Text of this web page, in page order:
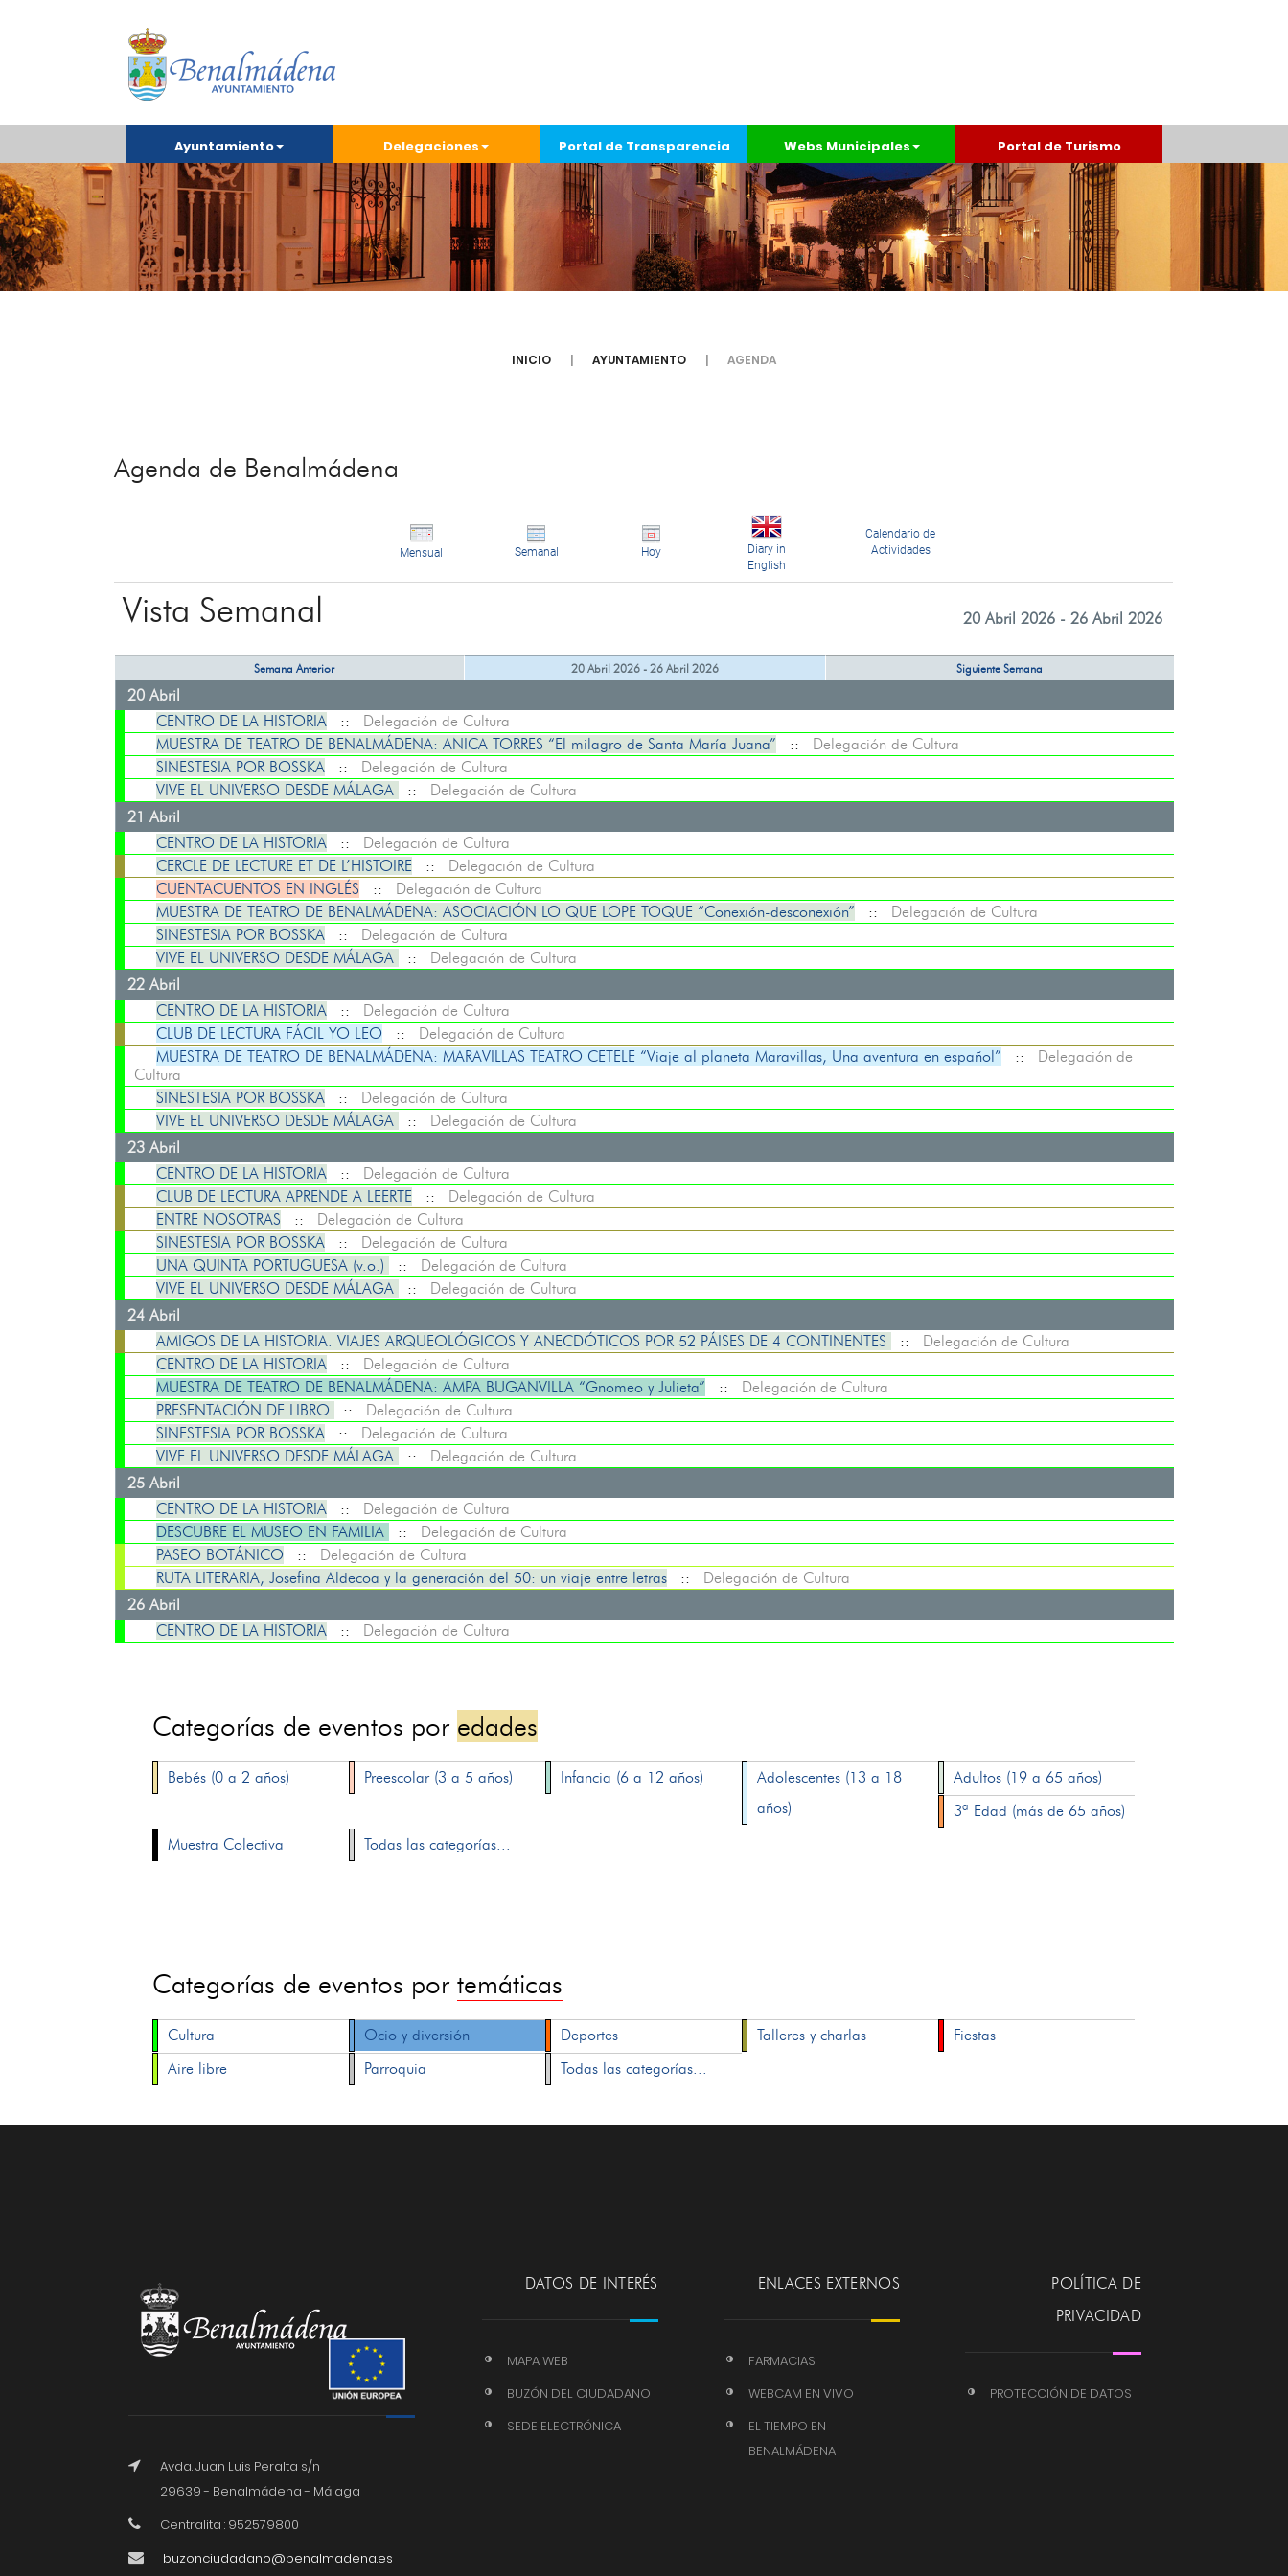
Ayuntamiento Delegaciones Portal de Transparencia Webs Municipales Portal de Turismo
INICIO AYUNTAMIENTO AGENDA
Agenda de Benalmádena
Mensual Semanal Hoy
Diary in
English
Calendario de
Actividades
Vista Semanal 20 Abril 2026 - 26 Abril 2026
Semana Anterior 20 Abril 2026 - 26 Abril 2026 Siguiente Semana
20 Abril
CENTRO DE LA HISTORIA:: Delegación de Cultura
MUESTRA DE TEATRO DE BENALMÁDENA: ANICA TORRES “El milagro de Santa María Juana” :: Delegación de Cultura
SINESTESIA POR BOSSKA:: Delegación de Cultura
VIVE EL UNIVERSO DESDE MÁLAGA
:: Delegación de Cultura
21 Abril
CENTRO DE LA HISTORIA:: Delegación de Cultura
CERCLE DE LECTURE ET DE L’HISTOIRE :: Delegación de Cultura
CUENTACUENTOS EN INGLÉS :: Delegación de Cultura
MUESTRA DE TEATRO DE BENALMÁDENA: ASOCIACIÓN LO QUE LOPE TOQUE “Conexión-desconexión” :: Delegación de Cultura
SINESTESIA POR BOSSKA:: Delegación de Cultura
VIVE EL UNIVERSO DESDE MÁLAGA
:: Delegación de Cultura
22 Abril
CENTRO DE LA HISTORIA:: Delegación de Cultura
CLUB DE LECTURA FÁCIL YO LEO :: Delegación de Cultura
MUESTRA DE TEATRO DE BENALMÁDENA: MARAVILLAS TEATRO CETELE “Viaje al planeta Maravillas, Una aventura en español” :: Delegación de
Cultura
SINESTESIA POR BOSSKA:: Delegación de Cultura
VIVE EL UNIVERSO DESDE MÁLAGA
:: Delegación de Cultura
23 Abril
CENTRO DE LA HISTORIA:: Delegación de Cultura
CLUB DE LECTURA APRENDE A LEERTE :: Delegación de Cultura
ENTRE NOSOTRAS :: Delegación de Cultura
SINESTESIA POR BOSSKA:: Delegación de Cultura
UNA QUINTA PORTUGUESA (v.o.)
:: Delegación de Cultura
VIVE EL UNIVERSO DESDE MÁLAGA
:: Delegación de Cultura
24 Abril
AMIGOS DE LA HISTORIA. VIAJES ARQUEOLÓGICOS Y ANECDÓTICOS POR 52 PÁISES DE 4 CONTINENTES
:: Delegación de Cultura
CENTRO DE LA HISTORIA:: Delegación de Cultura
MUESTRA DE TEATRO DE BENALMÁDENA: AMPA BUGANVILLA “Gnomeo y Julieta” :: Delegación de Cultura
PRESENTACIÓN DE LIBRO
:: Delegación de Cultura
SINESTESIA POR BOSSKA:: Delegación de Cultura
VIVE EL UNIVERSO DESDE MÁLAGA
:: Delegación de Cultura
25 Abril
CENTRO DE LA HISTORIA:: Delegación de Cultura
DESCUBRE EL MUSEO EN FAMILIA
:: Delegación de Cultura
PASEO BOTÁNICO :: Delegación de Cultura
RUTA LITERARIA, Josefina Aldecoa y la generación del 50: un viaje entre letras:: Delegación de Cultura
26 Abril
CENTRO DE LA HISTORIA:: Delegación de Cultura
Categorías de eventos por edades
Bebés (0 a 2 años) Preescolar (3 a 5 años) Infancia (6 a 12 años)
Adolescentes (13 a 18
años)
Adultos (19 a 65 años)
3ª Edad (más de 65 años)
Muestra Colectiva
Todas las categorías...
Categorías de eventos portemáticas
Cultura Ocio y diversión Deportes Talleres y charlas
Fiestas
Aire libre
Parroquia Todas las categorías...
Avda. Juan Luis Peralta s/n
29639 - Benalmádena - Málaga
Centralita : 952579800
buzonciudadano@benalmadena.es
DATOS DE INTERÉS
MAPA WEB
BUZÓN DEL CIUDADANO
SEDE ELECTRÓNICA
ENLACES EXTERNOS
FARMACIAS
WEBCAM EN VIVO
EL TIEMPO EN
BENALMÁDENA
POLÍTICA DE
PRIVACIDAD
PROTECCIÓN DE DATOS